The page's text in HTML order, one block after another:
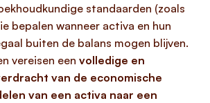
standaarden (zoals
bepalen wanneer activa en hun
buiten de balans mogen blijven.
vereisen een volledige en
van de economische
van een activa naar een